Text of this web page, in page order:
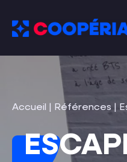
Accueil Références